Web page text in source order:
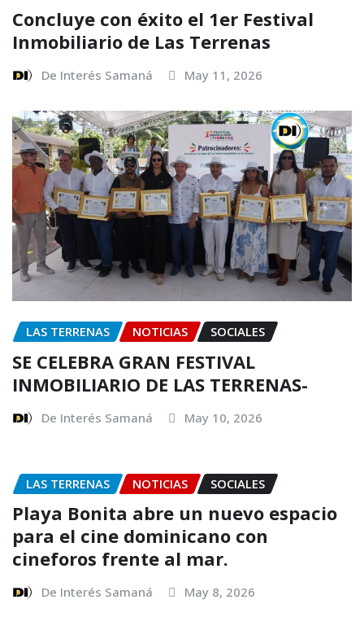
Concluye con éxito el 1er Festival
Inmobiliario de Las Terrenas
De Interés Samaná May 11, 2026
LAS TERRENAS NOTICIAS SOCIALES
SE CELEBRA GRAN FESTIVAL
INMOBILIARIO DE LAS TERRENAS-
De Interés Samaná May 10, 2026
LAS TERRENAS NOTICIAS SOCIALES
Playa Bonita abre un nuevo espacio
para el cine dominicano con
cineforos frente al mar.
De Interés Samaná May 8, 2026